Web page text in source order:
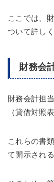
ここでは、
ついて詳し
財務会
財務会計担
（貸借対照
これらの書
て開示され